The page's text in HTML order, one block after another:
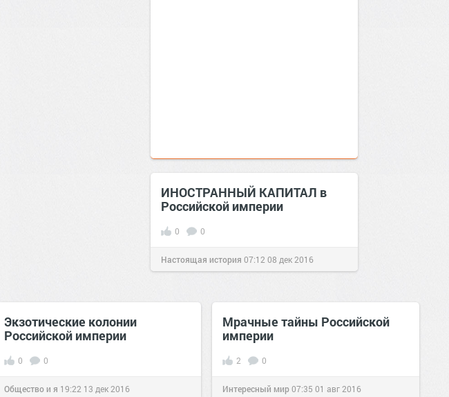
ИНОСТРАННЫЙ КАПИТАЛ в
Российской империи
0 0
Настоящая история 07:12 08 дек 2016
Экзотические колонии
Российской империи
0 0
Общество и я 19:22 13 дек 2016
Мрачные тайны Российской
империи
2 0
Интересный мир07:35 01 авг 2016